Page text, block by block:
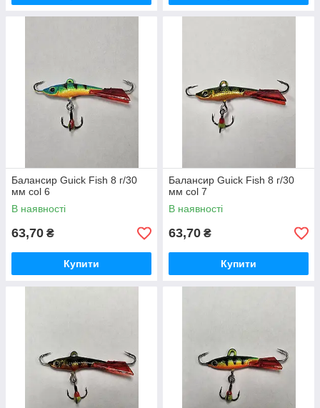
Балансир Guick Fish 8 г/30
мм col 6
В наявності
63,70 ₴
Купити
Балансир Guick Fish 8 г/30
мм col 7
В наявності
63,70 ₴
Купити